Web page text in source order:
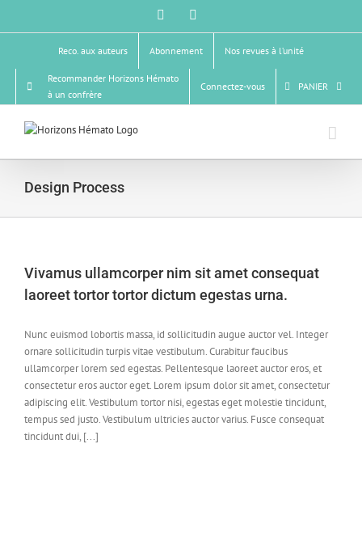
Facebook
Reco. aux auteurs Abonnement Nos revues à l’unité
Recommander Horizons Hémato
à un confrère
Connectez-vous PANIER
Design Process
Vivamus ullamcorper nim sit amet consequat
laoreet tortor tortor dictum egestas urna.
Nunc euismod lobortis massa, id sollicitudin augue auctor vel. Integer
ornare sollicitudin turpis vitae vestibulum. Curabitur faucibus
ullamcorper lorem sed egestas. Pellentesque laoreet auctor eros, et
consectetur eros auctor eget. Lorem ipsum dolor sit amet, consectetur
adipiscing elit. Vestibulum tortor nisi, egestas eget molestie tincidunt,
tempus sed justo. Vestibulum ultricies auctor varius. Fusce consequat
tincidunt dui, [...]